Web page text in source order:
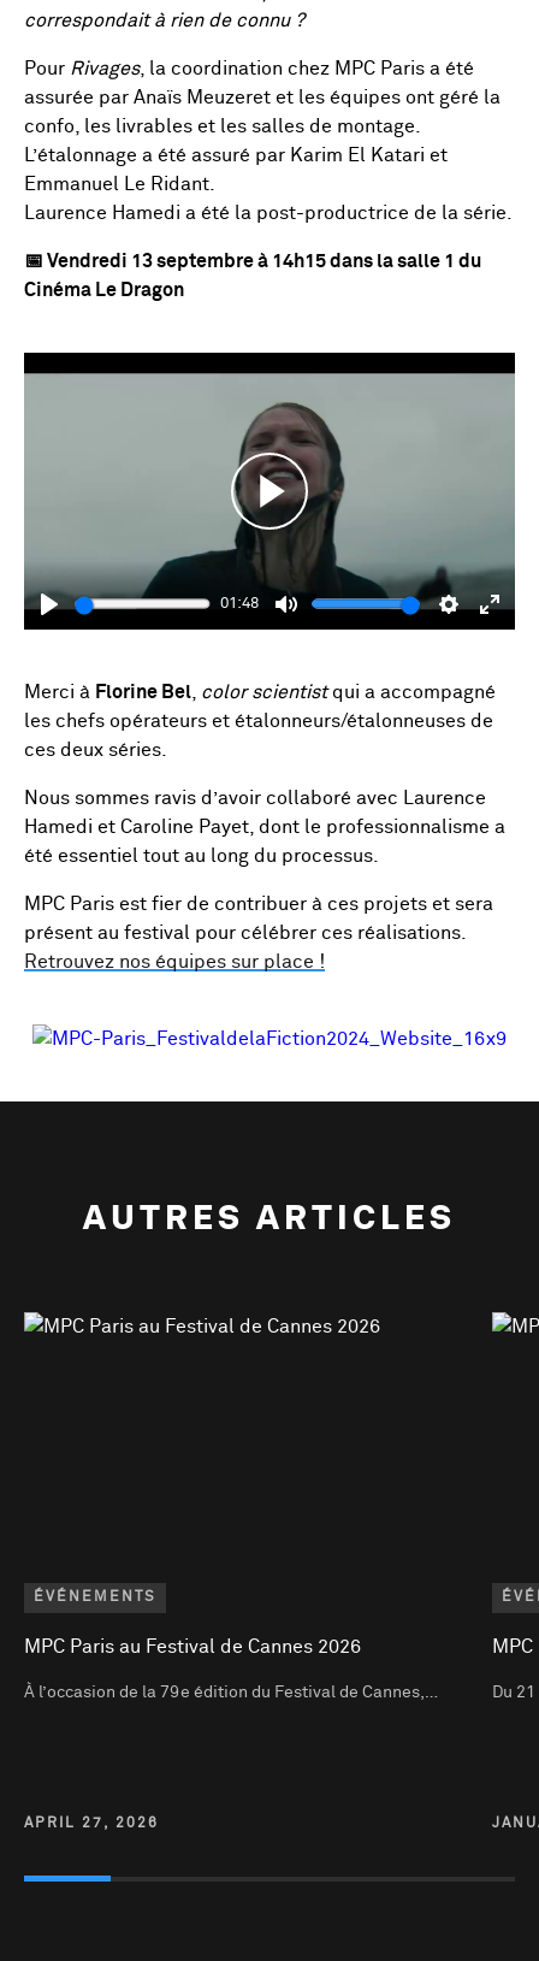
correspondait à rien de connu ?
Pour Rivages, la coordination chez MPC Paris a été
assurée par Anaïs Meuzeret et les équipes ont géré la
confo, les livrables et les salles de montage.
L’étalonnage a été assuré par Karim El Katari et
Emmanuel Le Ridant.
Laurence Hamedi a été la post-productrice de la série.
📅 Vendredi 13 septembre à 14h15 dans la salle 1 du
Cinéma Le Dragon
Play
01:48
Mute Settings
Enter
Play
Merci à Florine Bel color scientistqui a accompagné
les chefs opérateurs et étalonneurs/étalonneuses de
ces deux séries.
Nous sommes ravis d’avoir collaboré avec Laurence
Hamedi et Caroline Payet, dont le professionnalisme a
été essentiel tout au long du processus.
MPC Paris est fier de contribuer à ces projets et sera
présent au festival pour célébrer ces réalisations.
Retrouvez nos équipes sur place !
AUTRES ARTICLES
ÉVÉNEMENTS
MPC Paris au Festival de Cannes 2026
À l’occasion de la 79e édition du Festival de Cannes,…
APRIL 27, 2026
Du